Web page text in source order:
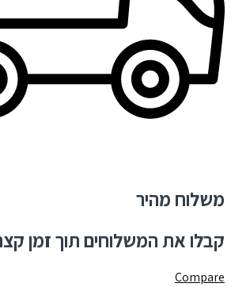
משלוח מהיר
קבלו את המשלוחים תוך זמן קצר
Compare